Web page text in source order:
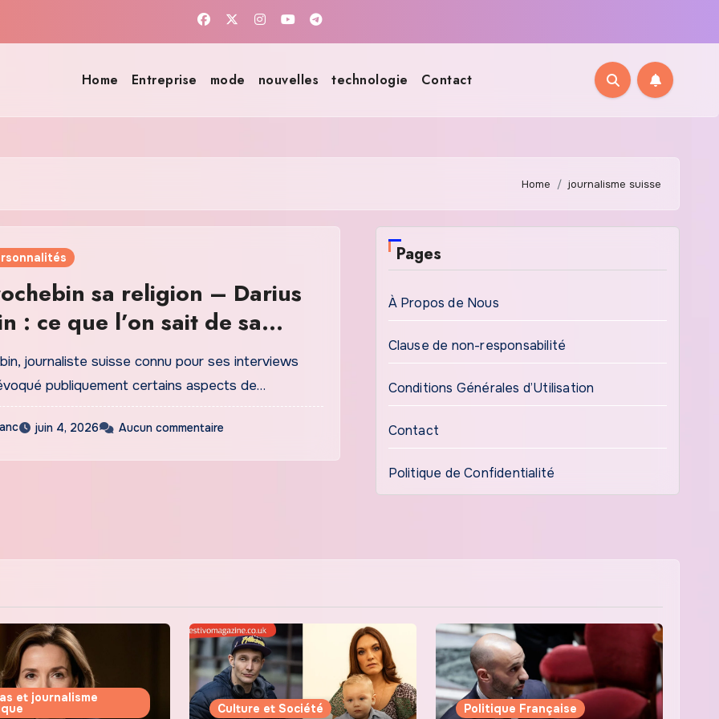
Home Entreprise mode nouvelles technologie Contact
Home journalisme suisse
sa religion – Darius
: ce que l’on sait de sa
journaliste suisse connu pour ses interviews
publiquement certains aspects de…
juin 4, 2026 Aucun commentaire
Pages
À Propos de Nous
Clause de non-responsabilité
Conditions Générales d’Utilisation
Contact
Politique de Confidentialité
et journalisme
Culture et Société Politique Française